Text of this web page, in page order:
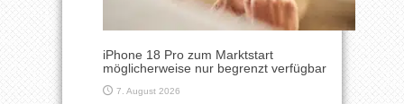
iPhone 18 Pro zum Marktstart
möglicherweise nur begrenzt verfügbar
7. August 2026